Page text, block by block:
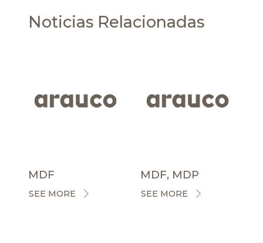
Noticias Relacionadas
MDF
SEE MORE
MDF, MDP
SEE MORE